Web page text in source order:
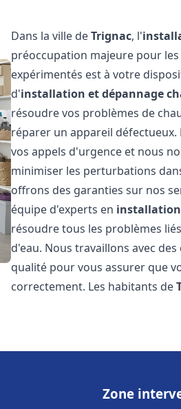
Dans la ville deTrignac, l'
préoccupation majeure pour
expérimentés est à votre
d'installation et dépannage
résoudre vos problèmes de
réparer un appareil
vos appels d'urgence et nous
minimiser les perturbations
offrons des garanties sur nos
équipe d'experts en installation
résoudre tous les problèmes
d'eau. Nous travaillons avec
qualité pour vous assurer que
correctement. Les habitants de
Zone